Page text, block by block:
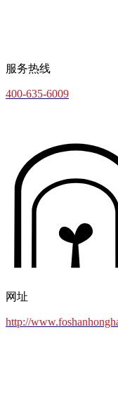
服务热线
400-635-6009
网址
http://